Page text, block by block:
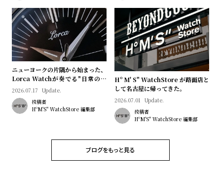
ニューヨークの片隅から始まった、
Lorca Watchが奏でる"日常のロ
マン"｜Brand Picks #08
2026.07.17 Update.
投稿者
HºM'S" WatchStore 編集部
Hº M' S" WatchStore が路面店と
して名古屋に帰ってきた。
2026.07.01 Update.
投稿者
HºM'S" WatchStore 編集部
ブログをもっと見る